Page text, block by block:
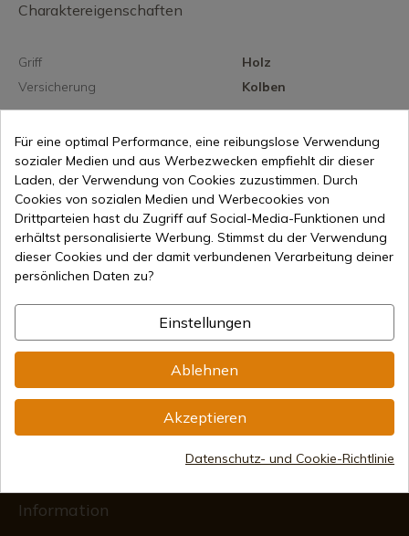
Charaktereigenschaften
Griff
Holz
Versicherung
Kolben
9,80 € In den Warenkorb
Online-Verkauf seit 1998
Sichere Zahlungsmethoden
Internationaler Versand
Information
Für eine optimal Performance, eine reibungslose Verwendung
sozialer Medien und aus Werbezwecken empfiehlt dir dieser
Laden, der Verwendung von Cookies zuzustimmen. Durch
Cookies von sozialen Medien und Werbecookies von
Drittparteien hast du Zugriff auf Social-Media-Funktionen und
erhältst personalisierte Werbung. Stimmst du der Verwendung
dieser Cookies und der damit verbundenen Verarbeitung deiner
persönlichen Daten zu?
Einstellungen
Ablehnen
Akzeptieren
Datenschutz- und Cookie-Richtlinie